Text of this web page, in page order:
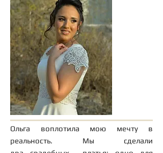
Инара
Ольга воплотила мою мечту в
реальность. Мы сделали